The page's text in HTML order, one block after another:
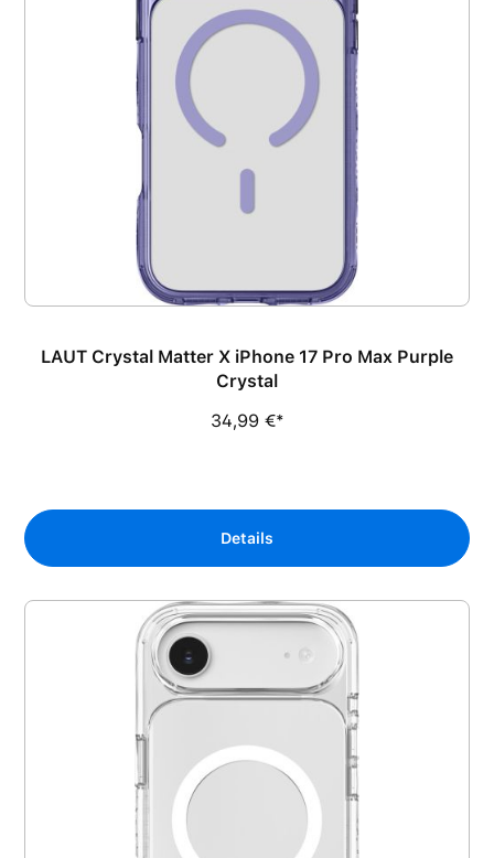
LAUT Crystal Matter X iPhone 17 Pro Max Purple
Crystal
34,99 €*
Details